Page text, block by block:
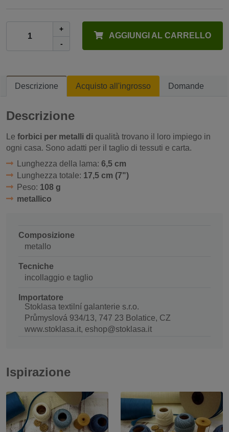
+
-
AGGIUNGI AL CARRELLO
Descrizione Acquisto all'ingrosso Domande
Descrizione
Le forbici per metalli di qualità trovano il loro impiego in
ogni casa. Sono adatti per il taglio di tessuti e carta.
Lunghezza della lama: 6,5 cm
Lunghezza totale: 17,5 cm (7")
Peso: 108 g
metallico
Composizione
metallo
Tecniche
incollaggio e taglio
Importatore
Stoklasa textilní galanterie s.r.o.
Průmyslová 934/13, 747 23 Bolatice, CZ
www.stoklasa.it, eshop@stoklasa.it
Ispirazione